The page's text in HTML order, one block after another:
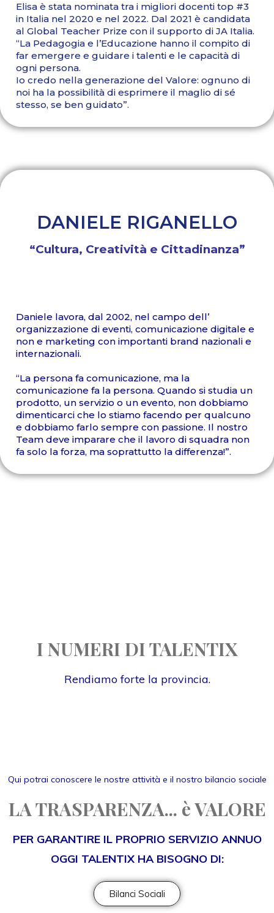
Elisa è stata nominata tra i migliori docenti top #3
in Italia nel 2020 e nel 2022. Dal 2021 è candidata
al Global Teacher Prize con il supporto di JA Italia.
“La Pedagogia e l’Educazione hanno il compito di
far emergere e guidare i talenti e le capacità di
ogni persona.
Io credo nella generazione del Valore: ognuno di
noi ha la possibilità di esprimere il maglio di sé
stesso, se ben guidato”.
DANIELE RIGANELLO
“Cultura, Creatività e Cittadinanza”
Daniele lavora, dal 2002, nel campo dell’
organizzazione di eventi, comunicazione digitale e
non e marketing con importanti brand nazionali e
internazionali.
“La persona fa comunicazione, ma la
comunicazione fa la persona. Quando si studia un
prodotto, un servizio o un evento, non dobbiamo
dimenticarci che lo stiamo facendo per qualcuno
e dobbiamo farlo sempre con passione. Il nostro
Team deve imparare che il lavoro di squadra non
fa solo la forza, ma soprattutto la differenza!”.
I NUMERI DI TALENTIX
Rendiamo forte la provincia.
Qui potrai conoscere le nostre attività e il nostro bilancio sociale
LA TRASPARENZA... è VALORE
PER GARANTIRE IL PROPRIO SERVIZIO ANNUO
OGGI TALENTIX HA BISOGNO DI:
Bilanci Sociali